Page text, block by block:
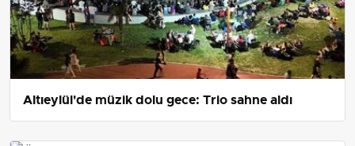
Altıeylül'de müzik dolu gece: Trio sahne aldı